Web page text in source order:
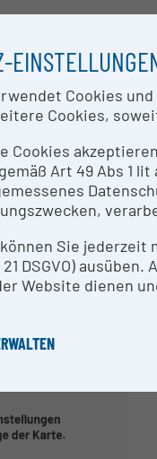
joanneum.at
https://www.museum-joanneum.at/naturkundemuseum/sammlungen-forschung/mineralogie
https://www.museum-joanneum.at/naturkundemuseum/sammlungen-forschung/mineralogie
Cookies
Cookies,
Cookies
Art 49 Abs 1
Sie jederzeit
DSGVO)
Website dienen